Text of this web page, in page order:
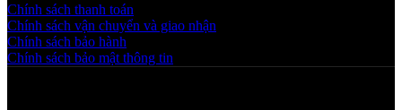
Chính sách thanh toán
Chính sách vận chuyển và giao nhận
Chính sách bảo hành
Chính sách bảo mật thông tin